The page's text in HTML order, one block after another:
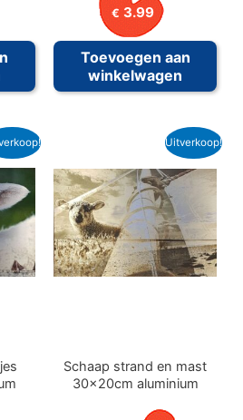
€ 3.99
Toevoegen aan
winkelwagen
Uitverkoop!
Schaap strand en mast
30x20cm aluminium